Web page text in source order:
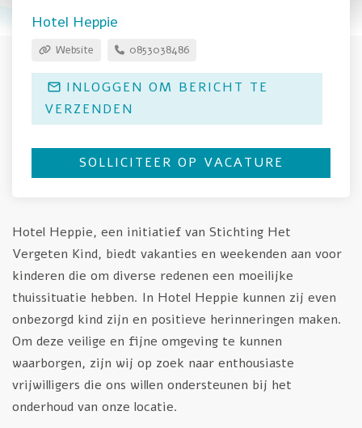
Hotel Heppie
Website 0853038486
INLOGGEN OM BERICHT TE
VERZENDEN
SOLLICITEER OP VACATURE
Hotel Heppie, een initiatief van Stichting Het
Vergeten Kind, biedt vakanties en weekenden aan voor
kinderen die om diverse redenen een moeilijke
thuissituatie hebben. In Hotel Heppie kunnen zij even
onbezorgd kind zijn en positieve herinneringen maken.
Om deze veilige en fijne omgeving te kunnen
waarborgen, zijn wij op zoek naar enthousiaste
vrijwilligers die ons willen ondersteunen bij het
onderhoud van onze locatie.